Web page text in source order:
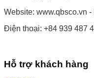
Website: www.qbsco.vn
Điện thoại: +84 939 487
Hỗ trợ khách hàng